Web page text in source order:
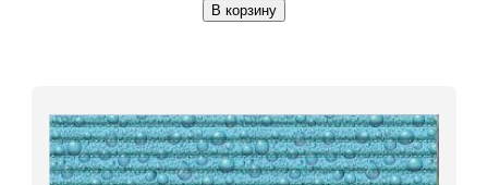
В корзину